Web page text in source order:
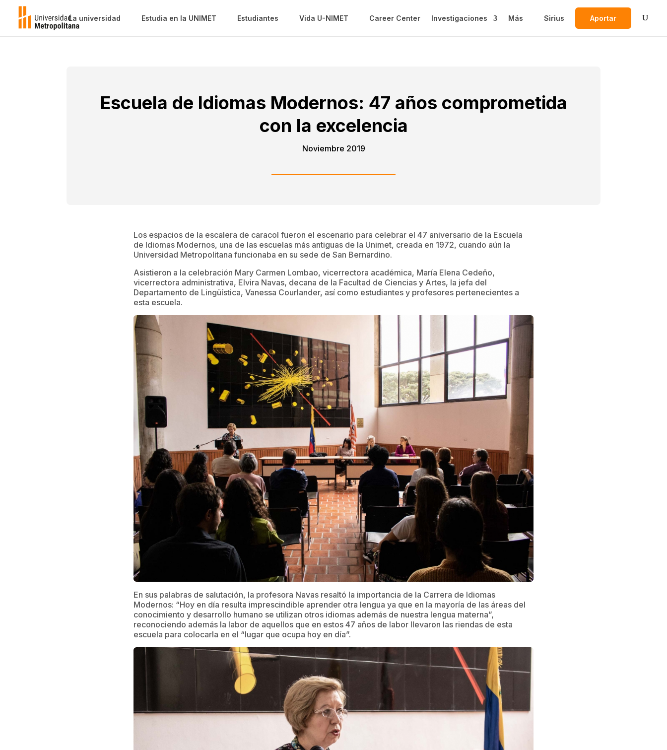
La universidad Estudia en la UNIMET Estudiantes Vida U-NIMET Career Center Investigaciones Más Sirius Aportar
Escuela de Idiomas Modernos: 47 años comprometida
con la excelencia
Noviembre 2019
Los espacios de la escalera de caracol fueron el escenario para celebrar el 47 aniversario de la Escuela
de Idiomas Modernos, una de las escuelas más antiguas de la Unimet, creada en 1972, cuando aún la
Universidad Metropolitana funcionaba en su sede de San Bernardino.
Asistieron a la celebración Mary Carmen Lombao, vicerrectora académica, María Elena Cedeño,
vicerrectora administrativa, Elvira Navas, decana de la Facultad de Ciencias y Artes, la jefa del
Departamento de Lingüística, Vanessa Courlander, así como estudiantes y profesores pertenecientes a
esta escuela.
En sus palabras de salutación, la profesora Navas resaltó la importancia de la Carrera de Idiomas
Modernos: “Hoy en día resulta imprescindible aprender otra lengua ya que en la mayoría de las áreas del
conocimiento y desarrollo humano se utilizan otros idiomas además de nuestra lengua materna”,
reconociendo además la labor de aquellos que en estos 47 años de labor llevaron las riendas de esta
escuela para colocarla en el “lugar que ocupa hoy en día”.